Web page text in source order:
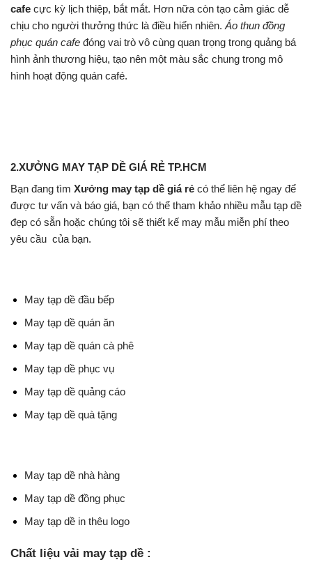
cafe cực kỳ lịch thiệp, bắt mắt. Hơn nữa còn tạo cảm giác dễ
chịu cho người thưởng thức là điều hiển nhiên. Áo thun đồng
phục quán cafe đóng vai trò vô cùng quan trọng trong quảng bá
hình ảnh thương hiệu, tạo nên một màu sắc chung trong mô
hình hoạt động quán café.
2.XƯỞNG MAY TẠP DỀ GIÁ RẺ TP.HCM
Bạn đang tìm Xưởng may tạp dề giá rẻ có thể liên hệ ngay để
được tư vấn và báo giá, bạn có thể tham khảo nhiều mẫu tạp dề
đẹp có sẵn hoặc chúng tôi sẽ thiết kế may mẫu miễn phí theo
yêu cầu của bạn.
May tạp dề đầu bếp
May tạp dề quán ăn
May tạp dề quán cà phê
May tạp dề phục vụ
May tạp dề quảng cáo
May tạp dề quà tặng
May tạp dề nhà hàng
May tạp dề đồng phục
May tạp dề in thêu logo
Chất liệu vải may tạp dề :